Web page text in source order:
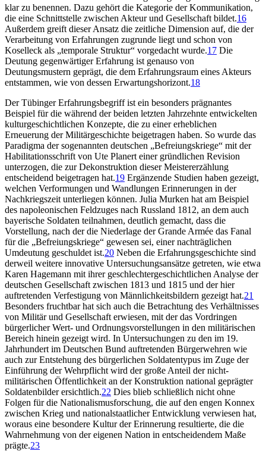
klar zu benennen. Dazu gehört die Kategorie der Kommunikation,
die eine Schnittstelle zwischen Akteur und Gesellschaft bildet.16
Außerdem greift dieser Ansatz die zeitliche Dimension auf, die der
Verarbeitung von Erfahrungen zugrunde liegt und schon von
Koselleck als „temporale Struktur“ vorgedacht wurde.17 Die
Deutung gegenwärtiger Erfahrung ist genauso von
Deutungsmustern geprägt, die dem Erfahrungsraum eines Akteurs
entstammen, wie von dessen Erwartungshorizont.18
Der Tübinger Erfahrungsbegriff ist ein besonders prägnantes
Beispiel für die während der beiden letzten Jahrzehnte entwickelten
kulturgeschichtlichen Konzepte, die zu einer erheblichen
Erneuerung der Militärgeschichte beigetragen haben. So wurde das
Paradigma der sogenannten deutschen „Befreiungskriege“ mit der
Habilitationsschrift von Ute Planert einer gründlichen Revision
unterzogen, die zur Dekonstruktion dieser Meistererzählung
entscheidend beigetragen hat.19 Ergänzende Studien haben gezeigt,
welchen Verformungen und Wandlungen Erinnerungen in der
Nachkriegszeit unterliegen können. Julia Murken hat am Beispiel
des napoleonischen Feldzuges nach Russland 1812, an dem auch
bayerische Soldaten teilnahmen, deutlich gemacht, dass die
Vorstellung, nach der die Niederlage der Grande Armée das Fanal
für die „Befreiungskriege“ gewesen sei, einer nachträglichen
Umdeutung geschuldet ist.20 Neben die Erfahrungsgeschichte sind
derweil weitere innovative Untersuchungsansätze getreten, wie etwa
Karen Hagemann mit ihrer geschlechtergeschichtlichen Analyse der
deutschen Gesellschaft zwischen 1813 und 1815 und der hier
auftretenden Verfestigung von Männlichkeitsbildern gezeigt hat.21
Besonders fruchtbar hat sich auch die Betrachtung des Verhältnisses
von Militär und Gesellschaft erwiesen, mit der das Vordringen
bürgerlicher Wert- und Ordnungsvorstellungen in den militärischen
Bereich hinein gezeigt wird. In Untersuchungen zu den im 19.
Jahrhundert im Deutschen Bund auftretenden Bürgerwehren wie
auch zur Entstehung des bürgerlichen Soldatentypus im Zuge der
Einführung der Wehrpflicht wird der große Anteil der nicht-
militärischen Öffentlichkeit an der Konstruktion national geprägter
Soldatenbilder ersichtlich.22 Dies blieb schließlich nicht ohne
Folgen für die Nationalismusforschung, die auf den engen Konnex
zwischen Krieg und nationalstaatlicher Entwicklung verwiesen hat,
woraus eine besondere Kultur der Erinnerung resultierte, die die
Wahrnehmung von der eigenen Nation in entscheidendem Maße
prägte.23